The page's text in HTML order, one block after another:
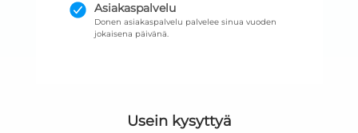
Asiakaspalvelu
Donen asiakaspalvelu palvelee sinua vuoden
jokaisena päivänä.
Usein kysyttyä